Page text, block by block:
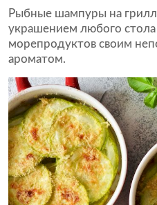
Рыбные шампуры на
украшением любого
морепродуктов своим
ароматом.